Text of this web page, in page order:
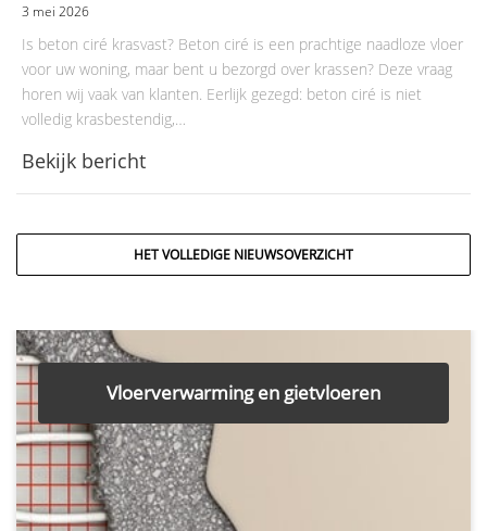
3 mei 2026
Is beton ciré krasvast? Beton ciré is een prachtige naadloze vloer
voor uw woning, maar bent u bezorgd over krassen? Deze vraag
horen wij vaak van klanten. Eerlijk gezegd: beton ciré is niet
volledig krasbestendig,…
Bekijk bericht
HET VOLLEDIGE NIEUWSOVERZICHT
Vloerverwarming en gietvloeren